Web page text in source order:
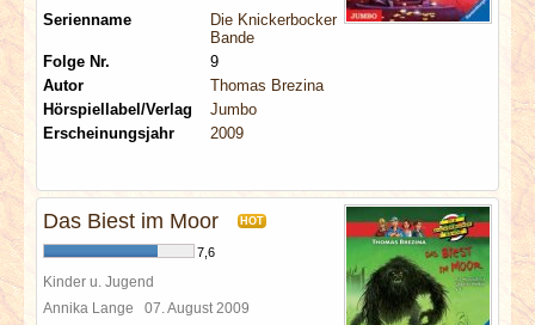
Serienname
Die Knickerbocker
Bande
Folge Nr.
9
Autor
Thomas Brezina
Hörspiellabel/Verlag
Jumbo
Erscheinungsjahr
2009
Das Biest im Moor HOT
7,6
Kinder u. Jugend
Annika Lange 07. August 2009